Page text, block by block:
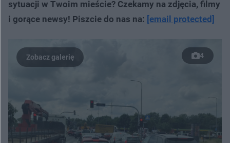
sytuacji w Twoim mieście? Czekamy na zdjęcia, filmy
i gorące newsy! Piszcie do nas na: [email protected]
4